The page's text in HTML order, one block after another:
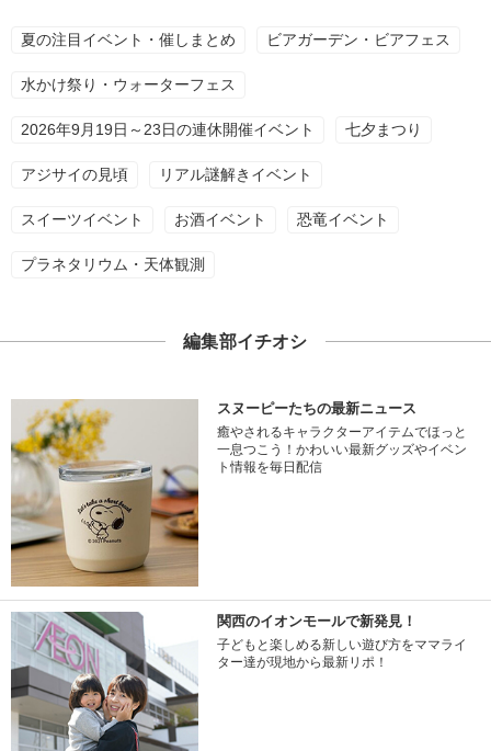
夏の注目イベント・催しまとめ ビアガーデン・ビアフェス
水かけ祭り・ウォーターフェス
2026年9月19日～23日の連休開催イベント 七夕まつり
アジサイの見頃 リアル謎解きイベント
スイーツイベント お酒イベント 恐竜イベント
プラネタリウム・天体観測
編集部イチオシ
スヌーピーたちの最新ニュース
癒やされるキャラクターアイテムでほっと
一息つこう！かわいい最新グッズやイベン
ト情報を毎日配信
関西のイオンモールで新発見！
子どもと楽しめる新しい遊び方をママライ
ター達が現地から最新リポ！